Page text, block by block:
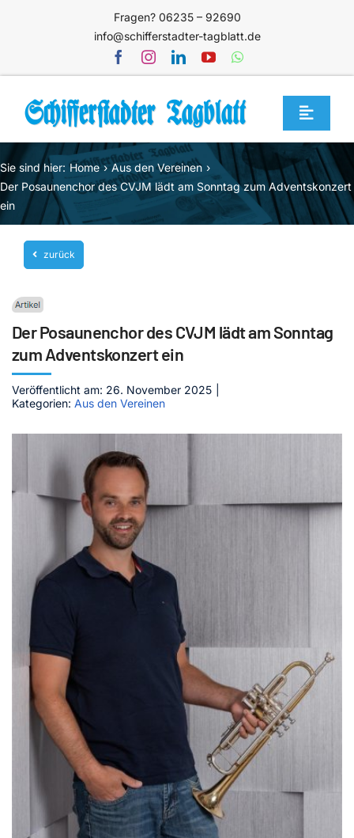
Fragen? 06235 – 92690
info@schifferstadter-tagblatt.de
Toggle
Home
Themen
Blog
Unternehmen
Mediathek
Jetzt abonnieren
Sie sind hier: Home
Aus den Vereinen
Der Posaunenchor des CVJM lädt am Sonntag zum Adventskonzert
ein
zurück
Der Posaunenchor des CVJM lädt am Sonntag
zum Adventskonzert ein
Veröffentlicht am: 26. November 2025
Kategorien: Aus den Vereinen